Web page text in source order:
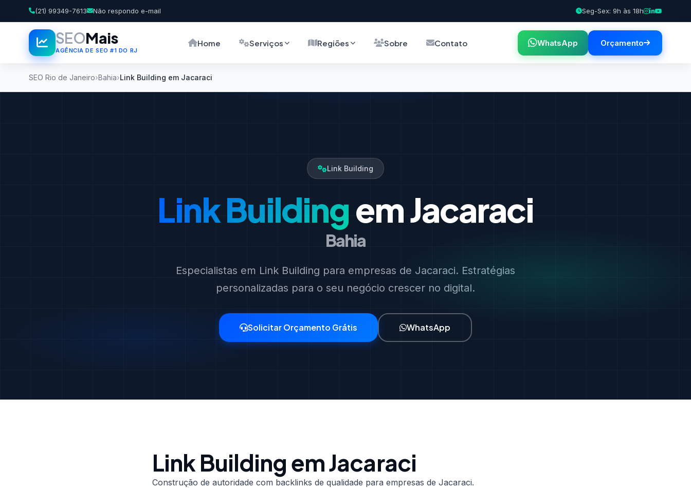
(21) 99349-7613 Não respondo e-mail Seg-Sex: 9h às 18h
SEOMais
AGÊNCIA DE SEO #1 DO RJ
Home Serviços Regiões Sobre Contato WhatsApp Orçamento
SEO Rio de Janeiro Bahia Link Building em Jacaraci
Link Building
Link Buildingem Jacaraci
Bahia
Especialistas em Link Building para empresas de Jacaraci. Estratégias
personalizadas para o seu negócio crescer no digital.
Solicitar Orçamento Grátis WhatsApp
Link Building em Jacaraci
Construção de autoridade com backlinks de qualidade para empresas de Jacaraci.